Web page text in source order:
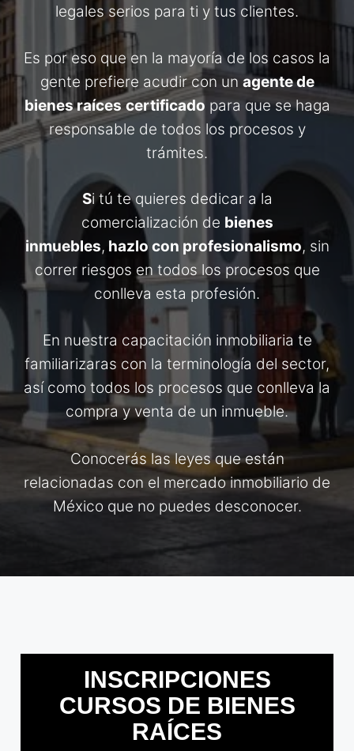
legales serios para ti y tus clientes.
Es por eso que en la mayoría de los casos la
gente prefiere acudir con un agente de
bienes raíces certificado para que se haga
responsable de todos los procesos y
trámites.
Si tú te quieres dedicar a la
comercialización de bienes
inmuebles, hazlo con profesionalismo, sin
correr riesgos en todos los procesos que
conlleva esta profesión.
En nuestra capacitación inmobiliaria te
familiarizaras con la terminología del sector,
así como todos los procesos que conlleva la
compra y venta de un inmueble.
Conocerás las leyes que están
relacionadas con el mercado inmobiliario de
México que no puedes desconocer.
INSCRIPCIONES
CURSOS DE BIENES
RAÍCES